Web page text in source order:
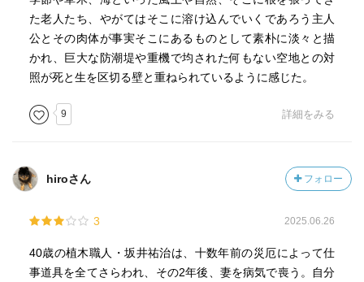
た老人たち、やがてはそこに溶け込んでいくであろう主人
公とその肉体が事実そこにあるものとして素朴に淡々と描
かれ、巨大な防潮堤や重機で均された何もない空地との対
照が死と生を区切る壁と重ねられているように感じた。
9 詳細をみる
hiroさん フォロー
3 2025.06.26
40歳の植木職人・坂井祐治は、十数年前の災厄によって仕
事道具を全てさらわれ、その2年後、妻を病気で喪う。自分